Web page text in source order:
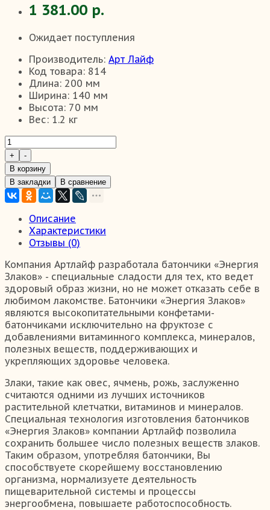
1 381.00 р.
Ожидает поступления
Производитель: Арт Лайф
Код товара: 814
Длина: 200 мм
Ширина: 140 мм
Высота: 70 мм
Вес: 1.2 кг
В корзину
В закладки
В сравнение
Описание
Характеристики
Отзывы (0)
Компания Артлайф разработала батончики «Энергия
Злаков» - специальные сладости для тех, кто ведет
здоровый образ жизни, но не может отказать себе в
любимом лакомстве. Батончики «Энергия Злаков»
являются высокопитательными конфетами-
батончиками исключительно на фруктозе с
добавлениями витаминного комплекса, минералов,
полезных веществ, поддерживающих и
укрепляющих здоровье человека.
Злаки, такие как овес, ячмень, рожь, заслуженно
считаются одними из лучших источников
растительной клетчатки, витаминов и минералов.
Специальная технология изготовления батончиков
«Энергия Злаков» компании Артлайф позволила
сохранить большее число полезных веществ злаков.
Таким образом, употребляя батончики, Вы
способствуете скорейшему восстановлению
организма, нормализуете деятельность
пищеварительной системы и процессы
энергообмена, повышаете работоспособность.